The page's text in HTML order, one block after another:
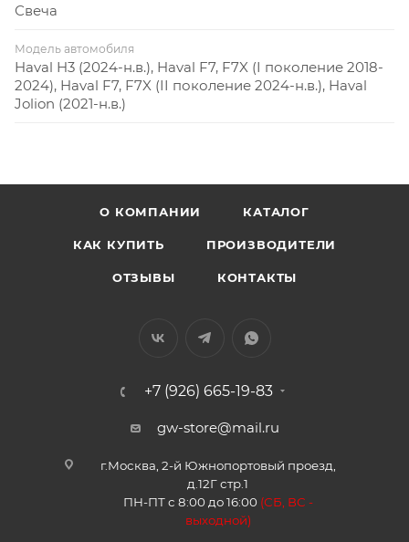
Свеча
Модель автомобиля
Haval H3 (2024-н.в.), Haval F7, F7X (I поколение 2018-
2024), Haval F7, F7X (II поколение 2024-н.в.), Haval
Jolion (2021-н.в.)
О КОМПАНИИ КАТАЛОГ
КАК КУПИТЬ ПРОИЗВОДИТЕЛИ
ОТЗЫВЫ КОНТАКТЫ
+7 (926) 665-19-83
gw-store@mail.ru
г.Москва, 2-й Южнопортовый проезд,
д.12Г стр.1
ПН-ПТ с 8:00 до 16:00 (СБ, ВС -
выходной)